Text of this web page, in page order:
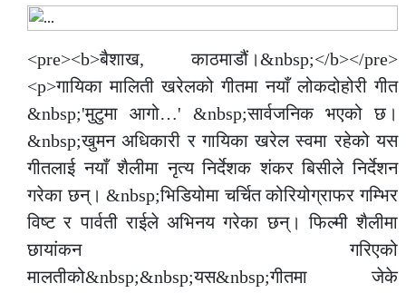
<pre><b>बैशाख, काठमाडौं।&nbsp;</b></pre>
<p>गायिका मालिती खरेलको गीतमा नयाँ लोकदोहोरी गीत
&nbsp;'मुटुमा आगो…' &nbsp;सार्वजनिक भएको छ।
&nbsp;खुमन अधिकारी र गायिका खरेल स्वमा रहेको यस
गीतलाई नयाँ शैलीमा नृत्य निर्देशक शंकर बिसीले निर्देशन
गरेका छन्। &nbsp;भिडियोमा चर्चित कोरियोग्राफर गम्भिर
विष्ट र पार्वती राईले अभिनय गरेका छन्। फिल्मी शैलीमा
छायांकन गरिएको
मालतीको&nbsp;&nbsp;यस&nbsp;गीतमा जेके